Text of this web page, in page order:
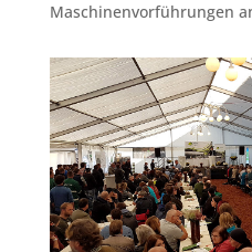
Maschinenvorführungen